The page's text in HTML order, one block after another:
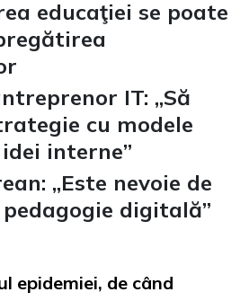
educaţiei se poate
IT: „Să
cu modele
interne”
„Este nevoie de
digitală”
epidemiei, de când